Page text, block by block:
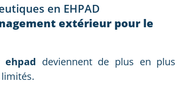
en EHPAD
extérieur pour le
deviennent de plus en plus